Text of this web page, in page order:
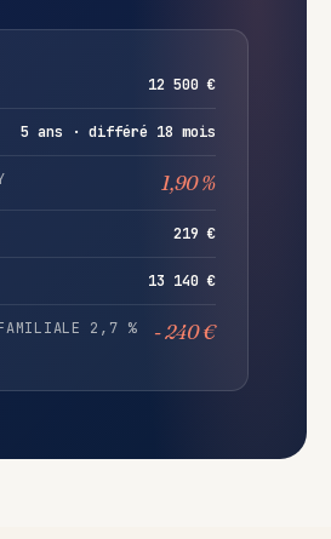
12 500 €
5 ans · différé 18 mois
1,90 %
219 €
13 140 €
2,7 % - 240 €